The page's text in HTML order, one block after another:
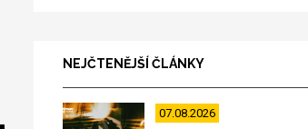
NEJČTENĚJŠÍ ČLÁNKY
07.08.2026